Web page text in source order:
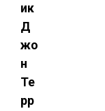
ик
Д
жо
н
Те
рр